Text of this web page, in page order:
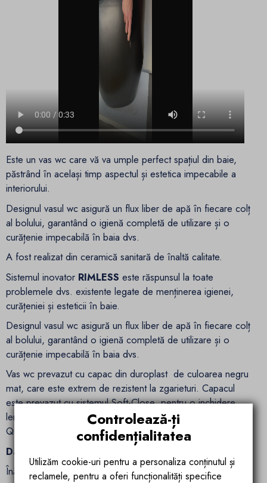
Este un vas wc care vă va umple perfect spațiul din baie,
păstrând în același timp aspectul și estetica impecabile a
interiorului.
Designul vasul wc asigură un flux liber de apă în fiecare colț
al bolului, garantând o igienă completă de utilizare și o
curățenie impecabilă în baia dvs.
A fost realizat din ceramică sanitară de înaltă calitate.
Sistemul inovator RIMLESS este răspunsul la toate
problemele dvs. existente legate de menținerea igienei,
curățeniei și esteticii în baie.
Designul vasul wc asigură un flux liber de apă în fiecare colț
al bolului, garantând o igienă completă de utilizare și o
curățenie impecabilă în baia dvs.
Vas wc prevazut cu capac din duroplast de culoarea negru
mat, care este extrem de rezistent la zgarieturi. Capacul
este prevazut cu sistemul Soft-Close pentru o inchidere
lenta. De asemenea capacul este prevazut cu sistemul
Quick-release pentru o curatare mai buna a vasului wc.
Date tehnice:
Înălțime: 37 cm
Controlează-ți
confidențialitatea
Utilizăm cookie-uri pentru a personaliza conținutul și
reclamele, pentru a oferi funcționalități specifice